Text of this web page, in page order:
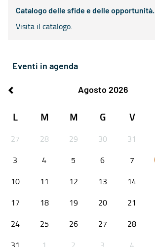
Catalogo delle sfide e delle opportunità.
Visita il catalogo.
Eventi in agenda
Agosto 2026
L M M G V
27 28 29 30 31
3
4 5 6 7
10
11 12 13 14
17
18 19 20 21
24
25 26 27 28
31
1 2 3 4